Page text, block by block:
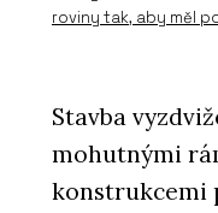
roviny tak, aby měl
Stavba
mohutnými
konstrukcemi